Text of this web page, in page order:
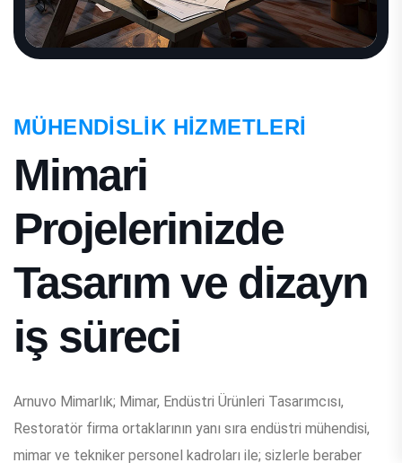
MÜHENDISLIK HIZMETLERI
Mimari
Projelerinizde
Tasarım ve dizayn
iş süreci
Arnuvo Mimarlık; Mimar, Endüstri Ürünleri Tasarımcısı,
Restoratör firma ortaklarının yanı sıra endüstri mühendisi,
mimar ve tekniker personel kadroları ile; sizlerle beraber